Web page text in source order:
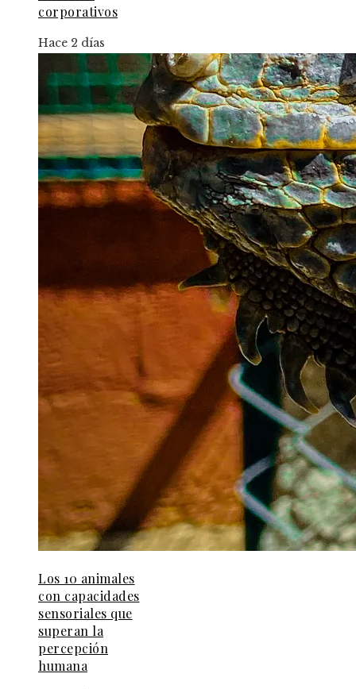
corporativos
Hace 2 días
Los 10 animales
con capacidades
sensoriales que
superan la
percepción
humana